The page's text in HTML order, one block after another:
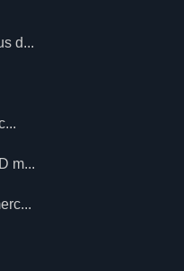
d...
m...